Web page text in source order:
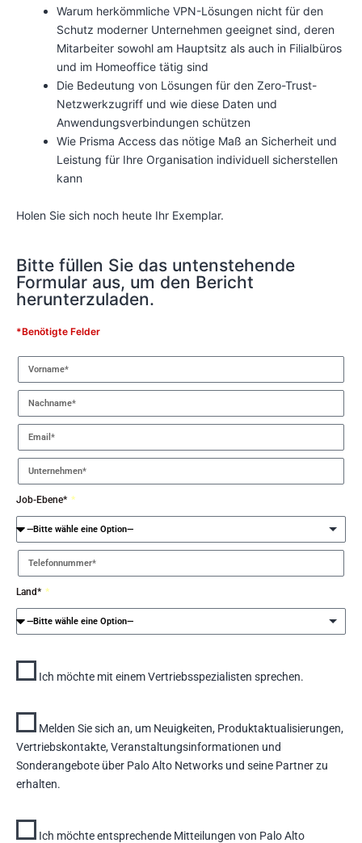
Warum herkömmliche VPN-Lösungen nicht für den
Schutz moderner Unternehmen geeignet sind, deren
Mitarbeiter sowohl am Hauptsitz als auch in Filialbüros
und im Homeoffice tätig sind
Die Bedeutung von Lösungen für den Zero-Trust-
Netzwerkzugriff und wie diese Daten und
Anwendungsverbindungen schützen
Wie Prisma Access das nötige Maß an Sicherheit und
Leistung für Ihre Organisation individuell sicherstellen
kann
Holen Sie sich noch heute Ihr Exemplar.
Bitte füllen Sie das untenstehende
Formular aus, um den Bericht
herunterzuladen.
*Benötigte Felder
Job-Ebene*
Land*
Ich möchte mit einem Vertriebsspezialisten sprechen.
Melden Sie sich an, um Neuigkeiten, Produktaktualisierungen,
Vertriebskontakte, Veranstaltungsinformationen und
Sonderangebote über Palo Alto Networks und seine Partner zu
erhalten.
Ich möchte entsprechende Mitteilungen von Palo Alto